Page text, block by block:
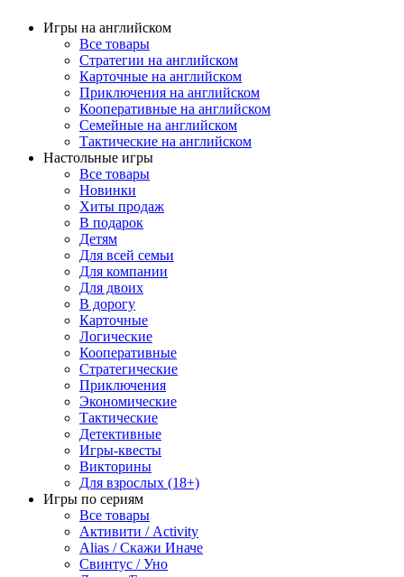
Игры на английском
Все товары
Стратегии на английском
Карточные на английском
Приключения на английском
Кооперативные на английском
Семейные на английском
Тактические на английском
Настольные игры
Все товары
Новинки
Хиты продаж
В подарок
Детям
Для всей семьи
Для компании
Для двоих
В дорогу
Карточные
Логические
Кооперативные
Стратегические
Приключения
Экономические
Тактические
Детективные
Игры-квесты
Викторины
Для взрослых (18+)
Игры по сериям
Все товары
Активити / Activity
Alias / Скажи Иначе
Свинтус / Уно